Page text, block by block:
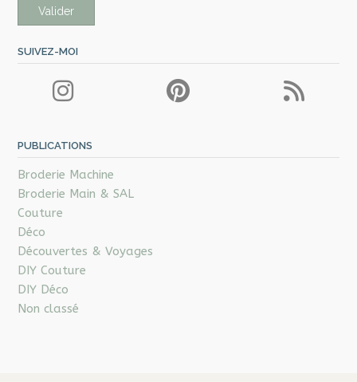
SUIVEZ-MOI
PUBLICATIONS
Broderie Machine
Broderie Main & SAL
Couture
Déco
Découvertes & Voyages
DIY Couture
DIY Déco
Non classé